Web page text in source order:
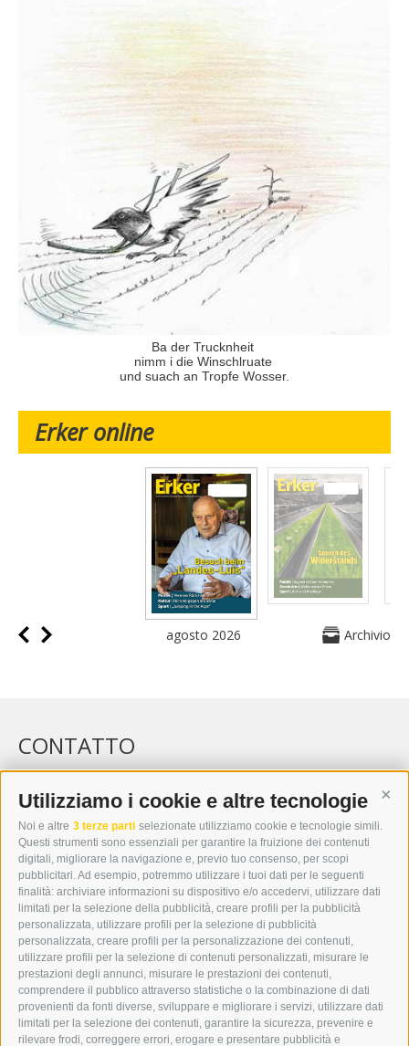
Utilizziamo i cookie e altre tecnologie
Noi e altre 3 terze parti selezionate utilizziamo cookie e tecnologie simili.
Questi strumenti sono essenziali per garantire la fruizione dei contenuti
digitali, migliorare la navigazione e, previo tuo consenso, per scopi
pubblicitari. Ad esempio, potremmo utilizzare i tuoi dati per le seguenti
finalità: archiviare informazioni su dispositivo e/o accedervi, utilizzare dati
limitati per la selezione della pubblicità, creare profili per la pubblicità
personalizzata, utilizzare profili per la selezione di pubblicità
personalizzata, creare profili per la personalizzazione dei contenuti,
utilizzare profili per la selezione di contenuti personalizzati, misurare le
prestazioni degli annunci, misurare le prestazioni dei contenuti,
comprendere il pubblico attraverso statistiche o la combinazione di dati
provenienti da fonti diverse, sviluppare e migliorare i servizi, utilizzare dati
limitati per la selezione dei contenuti, garantire la sicurezza, prevenire e
rilevare frodi, correggere errori, erogare e presentare pubblicità e
Ba der Trucknheit
nimm i die Winschlruate
und suach an Tropfe Wosser.
Erker online
agosto 2026 Archivio
CONTATTO
WIPP-MEDIA GMBH
DER ERKER
I-39049 VIPITENO
TEL.: +39 0472 766876
GRAFIK@DERERKER.IT
INFO@DERERKER.IT
BARBARA.FONTANA@DERERKER.IT
ERKER
PUBBLICITÀ NELL’ERKER
PUBBLICITÀ ONLINE
ADDEBITO DIRETTO SEPA